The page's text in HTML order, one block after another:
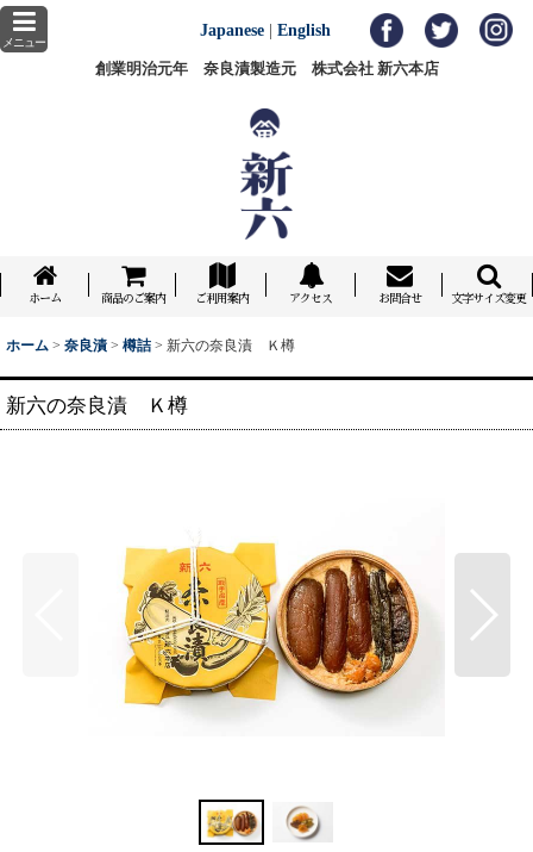
メニュー
創業明治元年 奈良漬製造元 株式会社 新六本店
Japanese |English
ホーム 商品のご案内 ご利用案内 アクセス お問合せ 文字サイズ変更
ホーム > 奈良漬 > 樽詰 > 新六の奈良漬 Ｋ樽
新六の奈良漬 Ｋ樽